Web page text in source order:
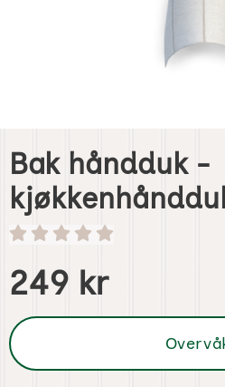
Bak håndduk -
Handle dette produktet, Bak
pris
249 kr